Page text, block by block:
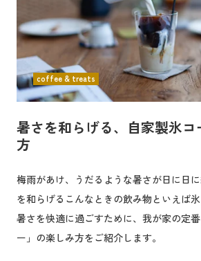
暑さを和らげる、自家製氷
方
梅雨があけ、うだるような暑さが日に日
を和らげるこんなときの飲み物といえば
暑さを快適に過ごすために、我が家の定
ー」の楽しみ方をご紹介します。
coffee & treats